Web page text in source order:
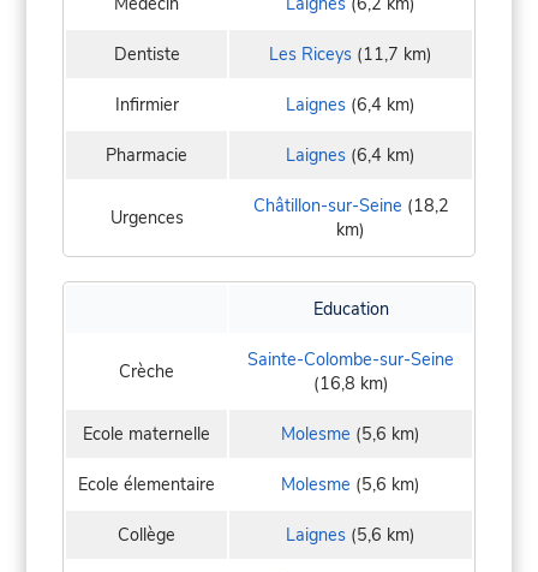
Dentiste Les Riceys (11,7 km)
Infirmier Laignes (6,4 km)
Pharmacie Laignes (6,4 km)
Urgences Châtillon-sur-Seine (18,2
km)
Education
Crèche
Sainte-Colombe-sur-Seine
(16,8 km)
Ecole maternelle Molesme (5,6 km)
Ecole élementaire Molesme (5,6 km)
Collège Laignes (5,6 km)